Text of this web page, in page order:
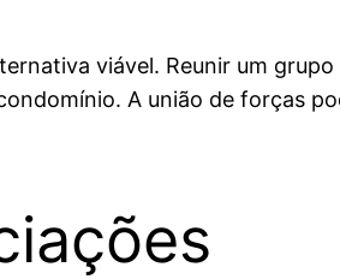
viável. Reunir um
A união de forças